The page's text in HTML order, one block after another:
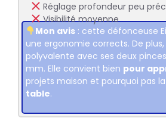
Réglage profondeur peu
Visibilité moyenne
Mon avis: cette défonceuse
une ergonomie corrects. De
polyvalente avec ses deux
mm. Elle convient bien pour
projets maison et pourquoi pas
table.